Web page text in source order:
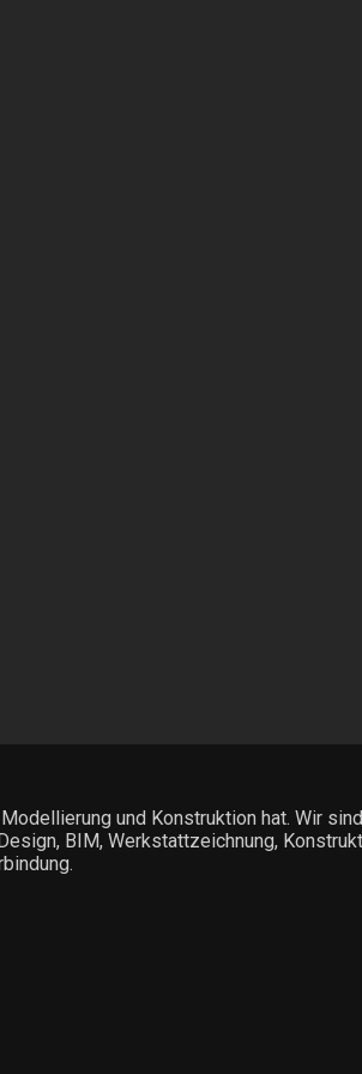
und Konstruktion hat. Wir
BIM, Werkstattzeichnung,